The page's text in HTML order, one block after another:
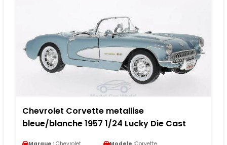
Chevrolet Corvette metallise
bleue/blanche 1957 1/24 Lucky Die Cast